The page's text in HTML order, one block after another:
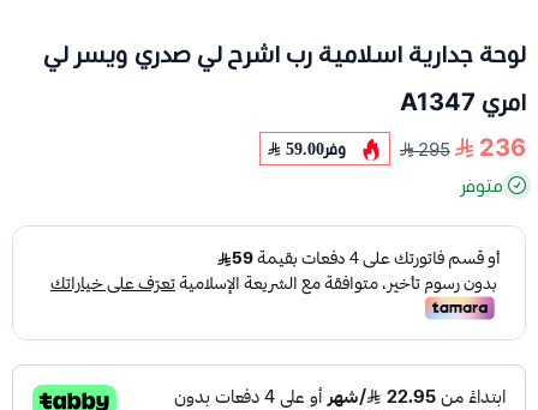
لوحة جدارية اسلامية رب اشرح لي صدري ويسر لي
امري A1347
236
295 وفر59.00
متوفر